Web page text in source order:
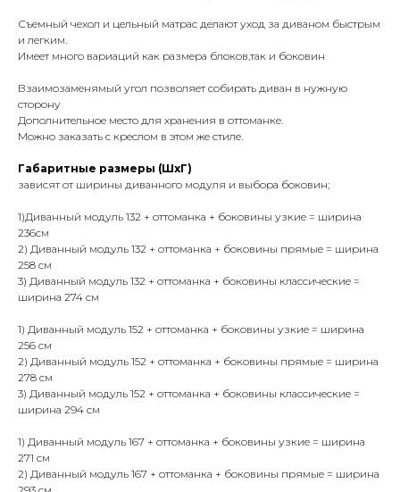
Съемный чехол и цельный матрас делают уход за диваном быстрым
и легким.
Имеет много вариаций как размера блоков,так и боковин
Взаимозаменямый угол позволяет собирать диван в нужную
сторону
Дополнительное место для хранения в оттоманке.
Можно заказать с креслом в этом же стиле.
Габаритные размеры (ШхГ)
зависят от ширины диванного модуля и выбора боковин;
1)Диванный модуль 132 + оттоманка + боковины узкие = ширина
236см
2) Диванный модуль 132 + оттоманка + боковины прямые = ширина
258 см
3) Диванный модуль 132 + оттоманка + боковины классические =
ширина 274 см
1) Диванный модуль 152 + оттоманка + боковины узкие = ширина
256 см
2) Диванный модуль 152 + оттоманка + боковины прямые = ширина
278 см
3) Диванный модуль 152 + оттоманка + боковины классические =
ширина 294 см
1) Диванный модуль 167 + оттоманка + боковины узкие = ширина
271 см
2) Диванный модуль 167 + оттоманка + боковины прямые = ширина